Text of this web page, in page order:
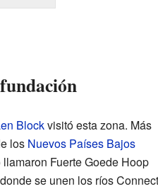
Blockvisitó esta zona. Más
los Nuevos Países Bajos
Fuerte Goede Hoop
se unen los ríos